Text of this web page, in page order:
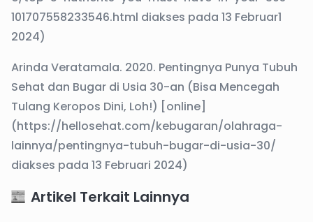
101707558233546.html diakses pada 13 Februar1
2024)
Arinda Veratamala. 2020. Pentingnya Punya Tubuh
Sehat dan Bugar di Usia 30-an (Bisa Mencegah
Tulang Keropos Dini, Loh!) [online]
(https://hellosehat.com/kebugaran/olahraga-
lainnya/pentingnya-tubuh-bugar-di-usia-30/
diakses pada 13 Februari 2024)
Artikel Terkait Lainnya